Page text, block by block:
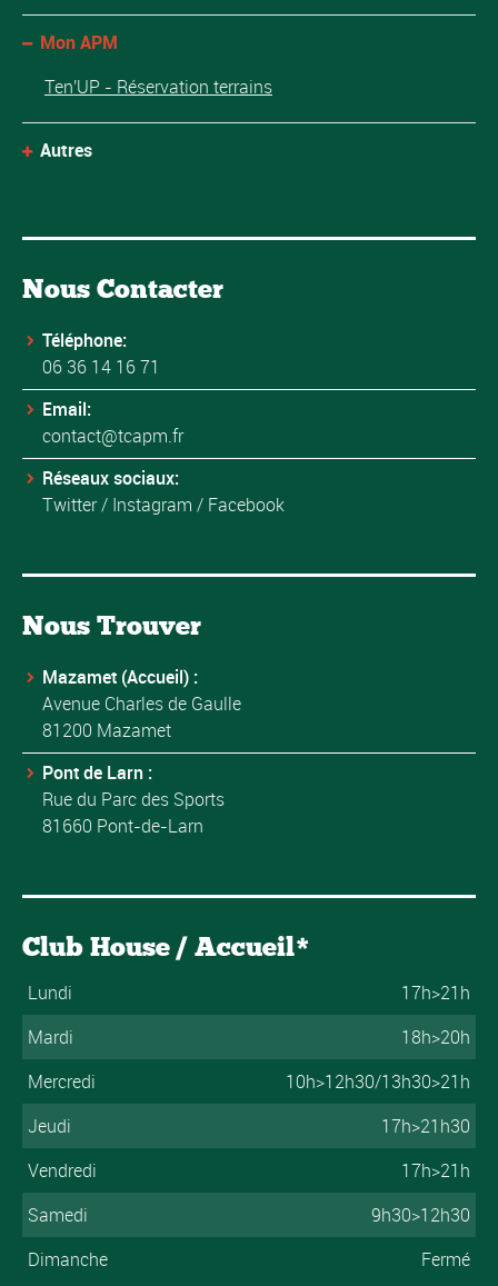
Mon APM
Ten'UP - Réservation terrains
Autres
Nous Contacter
Téléphone:
06 36 14 16 71
Email:
contact@tcapm.fr
Réseaux sociaux:
Twitter/ Instagram / Facebook
Nous Trouver
Mazamet (Accueil) :
Avenue Charles de Gaulle
81200 Mazamet
Pont de Larn :
Rue du Parc des Sports
81660 Pont-de-Larn
Club House / Accueil*
Lundi
17h>21h
Mardi
18h>20h
Mercredi
10h>12h30/13h30>21h
Jeudi
17h>21h30
Vendredi
17h>21h
Samedi
9h30>12h30
Dimanche
Fermé